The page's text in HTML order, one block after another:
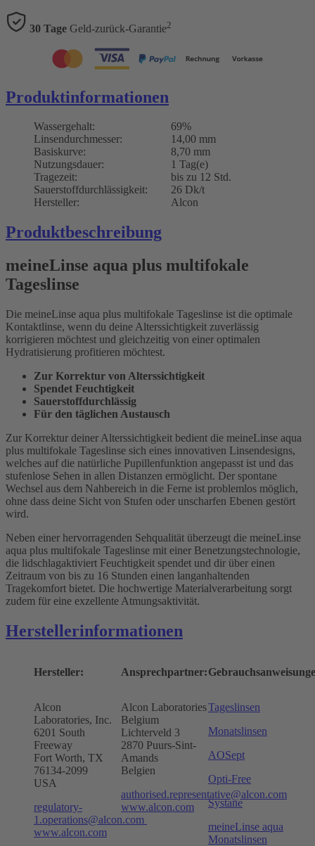
30 Tage Geld-zurück-Garantie2
Produktinformationen
Wassergehalt:
69%
Linsendurchmesser:
14,00 mm
Basiskurve:
8,70 mm
Nutzungsdauer:
1 Tag(e)
Tragezeit:
bis zu 12 Std.
Sauerstoffdurchlässigkeit:
26 Dk/t
Hersteller:
Alcon
Produktbeschreibung
meineLinse aqua plus multifokale
Tageslinse
Die meineLinse aqua plus multifokale Tageslinse ist die optimale
Kontaktlinse, wenn du deine Alterssichtigkeit zuverlässig
korrigieren möchtest und gleichzeitig von einer optimalen
Hydratisierung profitieren möchtest.
Zur Korrektur von Alterssichtigkeit
Spendet Feuchtigkeit
Sauerstoffdurchlässig
Für den täglichen Austausch
Zur Korrektur deiner Alterssichtigkeit bedient die meineLinse aqua
plus multifokale Tageslinse sich eines innovativen Linsendesigns,
welches auf die natürliche Pupillenfunktion angepasst ist und das
stufenlose Sehen in allen Distanzen ermöglicht. Der spontane
Wechsel aus dem Nahbereich in die Ferne ist problemlos möglich,
ohne dass deine Sicht von Stufen oder unscharfen Ebenen gestört
wird.
Neben einer hervorragenden Sehqualität überzeugt die meineLinse
aqua plus multifokale Tageslinse mit einer Benetzungstechnologie,
die lidschlagaktiviert Feuchtigkeit spendet und dir über einen
Zeitraum von bis zu 16 Stunden einen langanhaltenden
Tragekomfort bietet. Die hochwertige Materialverarbeitung sorgt
zudem für eine exzellente Atmungsaktivität.
Herstellerinformationen
Hersteller:
Alcon
Laboratories, Inc.
6201 South
Freeway
Fort Worth, TX
76134-2099
USA
regulatory-
1.operations@alcon.com
www.alcon.com
Ansprechpartner:
Alcon Laboratories
Belgium
Lichterveld 3
2870 Puurs-Sint-
Amands
Belgien
authorised.representative@alcon.com
www.alcon.com
Tageslinsen
Monatslinsen
AOSept
Opti-Free
Systane
meineLinse aqua
Monatslinsen